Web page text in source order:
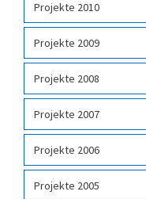
Projekte 2010
Projekte 2009
Projekte 2008
Projekte 2007
Projekte 2006
Projekte 2005